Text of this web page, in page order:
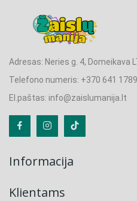
Adresas: Neries g. 4, Domeikava
Telefono numeris: +370 641
El.paštas: info@zaislumanija.lt
Informacija
Klientams